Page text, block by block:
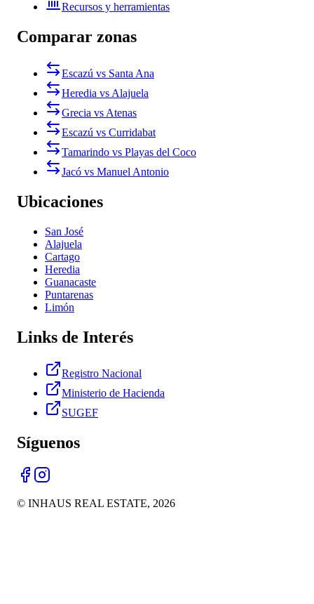
Recursos y herramientas
Comparar zonas
Escazú vs Santa Ana
Heredia vs Alajuela
Grecia vs Atenas
Escazú vs Curridabat
Tamarindo vs Playas del Coco
Jacó vs Manuel Antonio
Ubicaciones
San José
Alajuela
Cartago
Heredia
Guanacaste
Puntarenas
Limón
Links de Interés
Registro Nacional
Ministerio de Hacienda
SUGEF
Síguenos
© INHAUS REAL ESTATE, 2026